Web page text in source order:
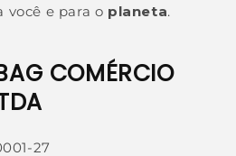
você e para o planeta.
COMÉRCIO
27